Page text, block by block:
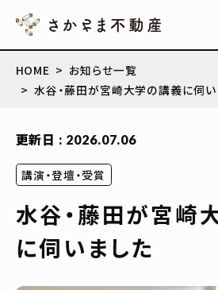
HOME
お知らせ一覧
水谷・藤田が宮崎大学の講義に伺い
更新日 : 2026.07.06
講演・登壇・受賞
水谷・藤田が宮崎
に伺いました